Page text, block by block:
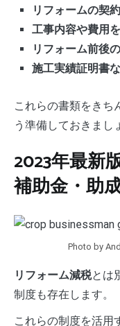
リフォームの契
工事内容や費用
リフォーム前後
施工実績証明書
これらの書類をきち
う準備しておきまし
2023年最新
補助金・助
Photo by
リフォーム減税とは
制度も存在します。
これらの制度を活用